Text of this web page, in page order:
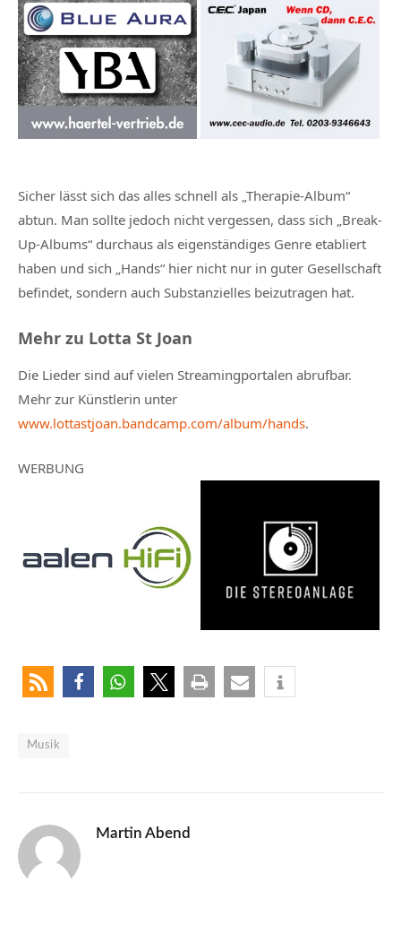
Sicher lässt sich das alles schnell als „Therapie-Album“
abtun. Man sollte jedoch nicht vergessen, dass sich „Break-
Up-Albums“ durchaus als eigenständiges Genre etabliert
haben und sich „Hands“ hier nicht nur in guter Gesellschaft
befindet, sondern auch Substanzielles beizutragen hat.
Mehr zu Lotta St Joan
Die Lieder sind auf vielen Streamingportalen abrufbar.
Mehr zur Künstlerin unter
www.lottastjoan.bandcamp.com/album/hands.
WERBUNG
Musik
Martin Abend